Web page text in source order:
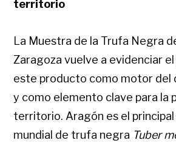
territorio
La Muestra de la Trufa Negra
Zaragoza vuelve a evidenciar
este producto como motor del
y como elemento clave para la
territorio. Aragón es el
mundial de trufa negra Tuber